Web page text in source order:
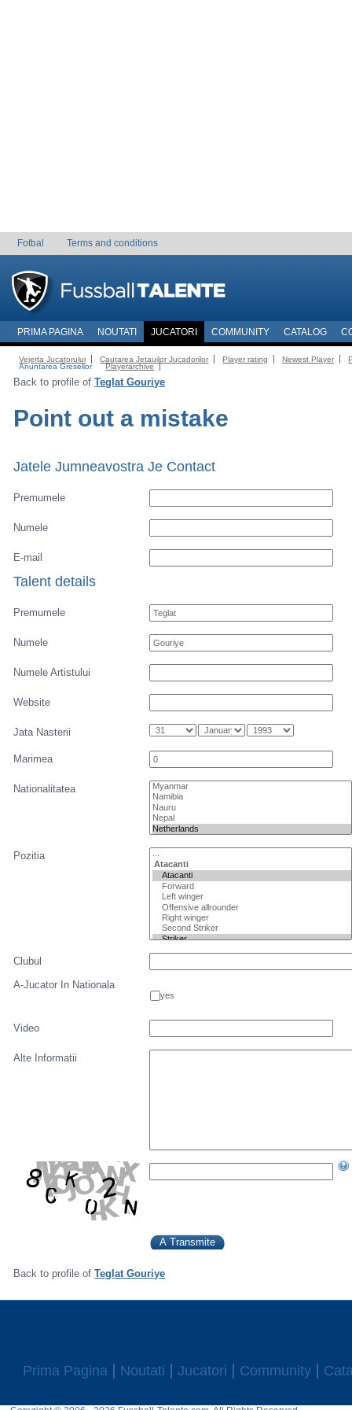
Fotbal Terms and conditions
PRIMA PAGINA NOUTATI JUCATORI COMMUNITY CATALOG
Vejerta Jucatorului Cautarea Jetauilor Jucadorilor Player rating Newest Player
Anuntarea Greselior
Playerarchive
Back to profile of Teglat Gouriye
Point out a mistake
Jatele Jumneavostra Je Contact
Premumele
Numele
E-mail
Talent details
Premumele
Numele
Numele Artistului
Website
Jata Nasterii
Marimea
Nationalitatea
Pozitia
Clubul
A-Jucator In Nationala
yes
Video
Alte Informatii
Back to profile of Teglat Gouriye
Prima Pagina Noutati Jucatori Community